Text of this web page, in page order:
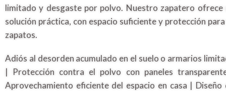
limitado y desgaste por polvo. Nuestro zapatero ofrece
solución práctica, con espacio suficiente y protección
zapatos.
Adiós al desorden acumulado en el suelo o armarios
| Protección contra el polvo con paneles
Aprovechamiento eficiente del espacio en casa | Diseño